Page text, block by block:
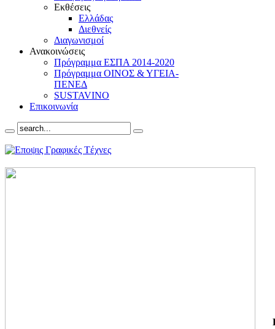
Eκθέσεις
Eλλάδας
Διεθνείς
Διαγωνισμοί
Ανακοινώσεις
Πρόγραμμα ΕΣΠΑ 2014-2020
Πρόγραμμα ΟΙΝΟΣ & ΥΓΕΙΑ-
ΠΕΝΕΔ
SUSTAVINO
Επικοινωνία